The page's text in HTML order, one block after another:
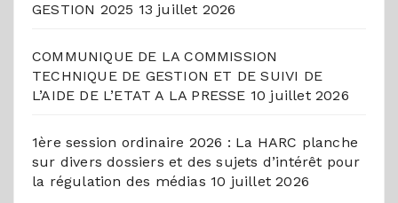
GESTION 2025 13 juillet 2026
COMMUNIQUE DE LA COMMISSION
TECHNIQUE DE GESTION ET DE SUIVI DE
L’AIDE DE L’ETAT A LA PRESSE 10 juillet 2026
1ère session ordinaire 2026 : La HARC planche
sur divers dossiers et des sujets d’intérêt pour
la régulation des médias 10 juillet 2026